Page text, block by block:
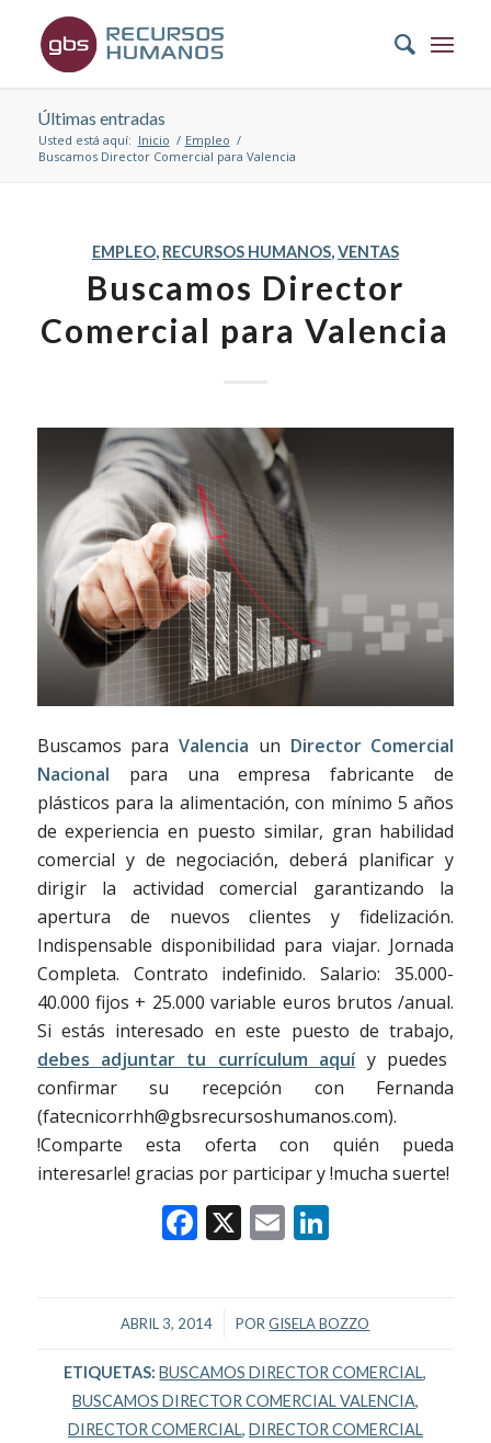
Últimas entradas
Usted está aquí: Inicio / Empleo /
Buscamos Director Comercial para Valencia
EMPLEO, RECURSOS HUMANOS,VENTAS
Buscamos Director
Comercial para Valencia
Buscamos paraValencia un Director Comercial
Nacional para una empresa fabricante de
plásticos para la alimentación, con mínimo 5 años
de experiencia en puesto similar, gran habilidad
comercial y de negociación, deberá planificar y
dirigir la actividad comercial garantizando la
apertura de nuevos clientes y fidelización.
Indispensable disponibilidad para viajar. Jornada
Completa. Contrato indefinido. Salario: 35.000-
40.000 fijos + 25.000 variable euros brutos /anual.
Si estás interesado en este puesto de trabajo,
debes adjuntar tu currículum aquí y puedes
confirmar su recepción con Fernanda
(fatecnicorrhh@gbsrecursoshumanos.com).
!Comparte esta oferta con quién pueda
interesarle! gracias por participar y !mucha suerte!
Facebook
X EmailLinkedIn
ABRIL 3, 2014
/ PORGISELA BOZZO
ETIQUETAS: BUSCAMOS DIRECTOR COMERCIAL,
BUSCAMOS DIRECTOR COMERCIAL VALENCIA,
DIRECTOR COMERCIAL, DIRECTOR COMERCIAL